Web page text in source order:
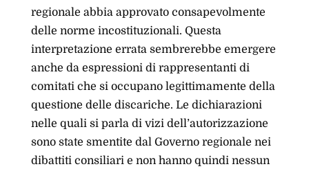
regionale abbia approvato consapevolmente
delle norme incostituzionali. Questa
interpretazione errata sembrerebbe emergere
anche da espressioni di rappresentanti di
comitati che si occupano legittimamente della
questione delle discariche. Le dichiarazioni
nelle quali si parla di vizi dell’autorizzazione
sono state smentite dal Governo regionale nei
dibattiti consiliari e non hanno quindi nessun